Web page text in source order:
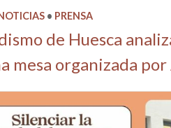
PRENSA
de Huesca
mesa organizada